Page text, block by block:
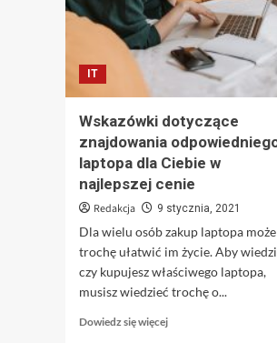
IT
Wskazówki dotyczące
znajdowania
laptopa dla Ciebie w
najlepszej cenie
Redakcja 9 stycznia, 2021
Dla wielu osób zakup laptopa może
trochę ułatwić im życie. Aby
czy kupujesz właściwego laptopa,
musisz wiedzieć trochę o...
Dowiedz się więcejDowiedz